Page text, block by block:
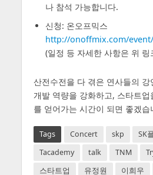
나 참석 가능합니다.
신청: 온오프믹스
http://onoffmix.com/
(일정 등 자세한 사항은 위
산전수전을 다 겪은 연사들의 강
개발 역량을 강화하고, 스타트
를 얻어가는 시간이 되면 좋겠습
Tags Concert skp SK
Tacademy
talk TNM
스타트업
유정원 이희우